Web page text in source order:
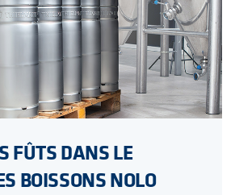
FÛTS DANS LE
BOISSONS NOLO